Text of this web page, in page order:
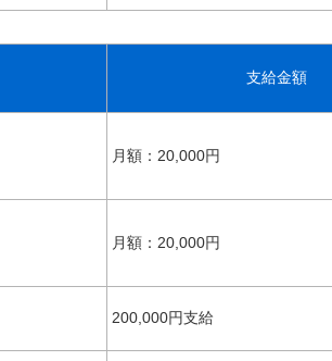
支給金額
月額：20,000円
月額：20,000円
200,000円支給